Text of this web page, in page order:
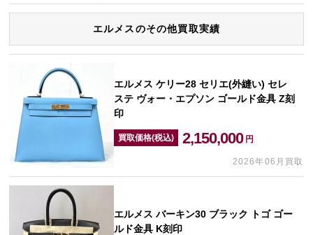
エルメスのその他買取実績
エルメス ケリー28 セリエ(外縫い) セレ
ステ ヴォー・エプソン ゴールド金具 Z刻
印
買取価格(税込) 2,150,000 円
2026年06月買取
エルメス バーキン30 ブラック トゴ ゴー
ルド金具 K刻印